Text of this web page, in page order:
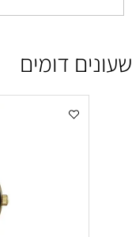
שעונים דומים